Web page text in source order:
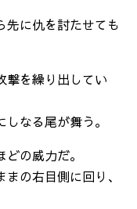
先に仇を討たせても
撃を繰り出してい
なる尾が舞う。
の威力だ。
の右目側に回り、